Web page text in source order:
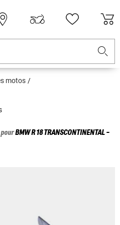
motos
pourBMWR 18 TRANSCONTINENTAL -